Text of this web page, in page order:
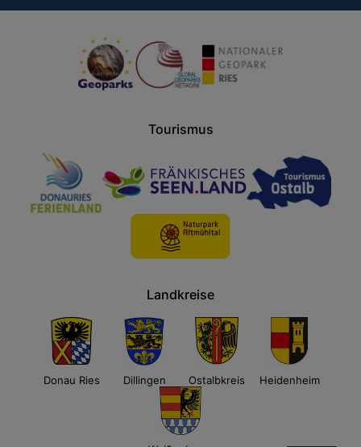
Tourismus
Landkreise
Donau Ries Dillingen Ostalbkreis Heidenheim